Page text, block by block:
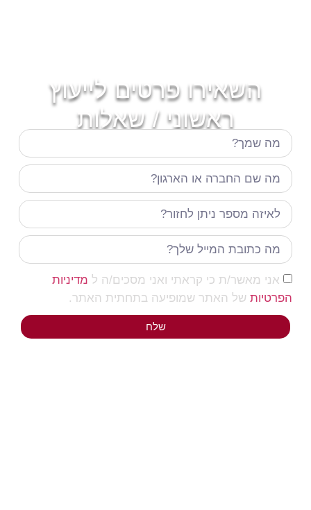
השאירו פרטים לייעוץ
ראשוני / שאלות
אני מאשר/ת כי קראתי ואני מסכים/ה ל מדיניות
הפרטיותשל האתר שמופיעה בתחתית האתר.
שלח